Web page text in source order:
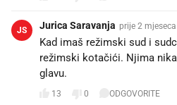
JS Jurica Saravanja prije 2 mjeseca
Kad imaš režimski sud i
režimski kotačići. Njima
glavu.
13 0 ODGOVORITE